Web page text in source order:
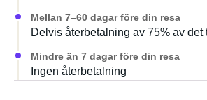
Mellan 7–60 dagar före din resa
Delvis återbetalning av 75% av det
Mindre än 7 dagar före din resa
Ingen återbetalning